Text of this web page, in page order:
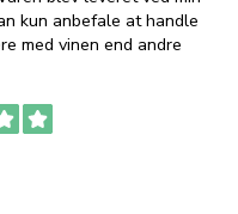
kun anbefale at handle
med vinen end andre